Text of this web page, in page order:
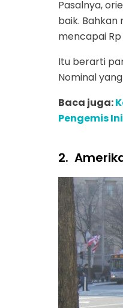
Pasalnya,
baik.
mencapai Rp
Itu berarti
Nominal
Baca juga:
Pengemis Ini
2.